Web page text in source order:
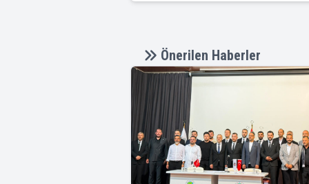
Önerilen Haberler